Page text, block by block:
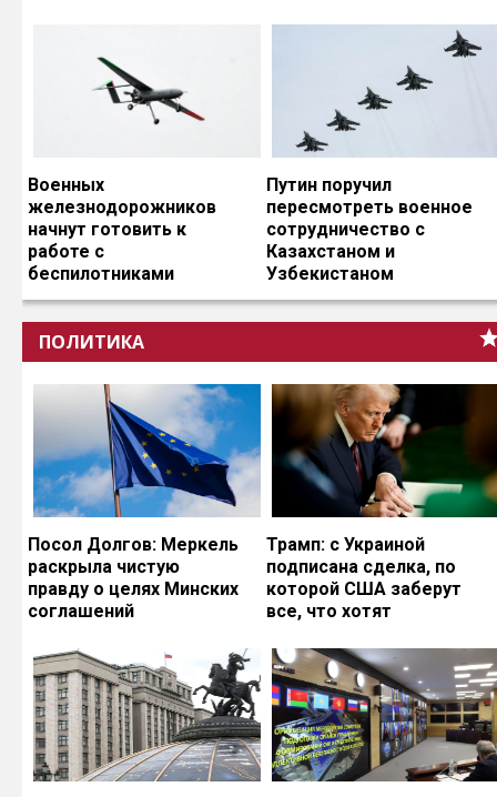
Военных
железнодорожников
начнут готовить к
работе с
беспилотниками
Путин поручил
пересмотреть военное
сотрудничество с
Казахстаном и
Узбекистаном
ПОЛИТИКА
Посол Долгов: Меркель
раскрыла чистую
правду о целях Минских
соглашений
Трамп: с Украиной
подписана сделка, по
которой США заберут
все, что хотят